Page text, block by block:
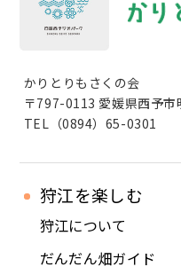
かりとりもさくの会
〒797-0113 愛媛県西予
TEL（0894）65-0301
狩江を楽しむ
狩江について
だんだん畑ガイド